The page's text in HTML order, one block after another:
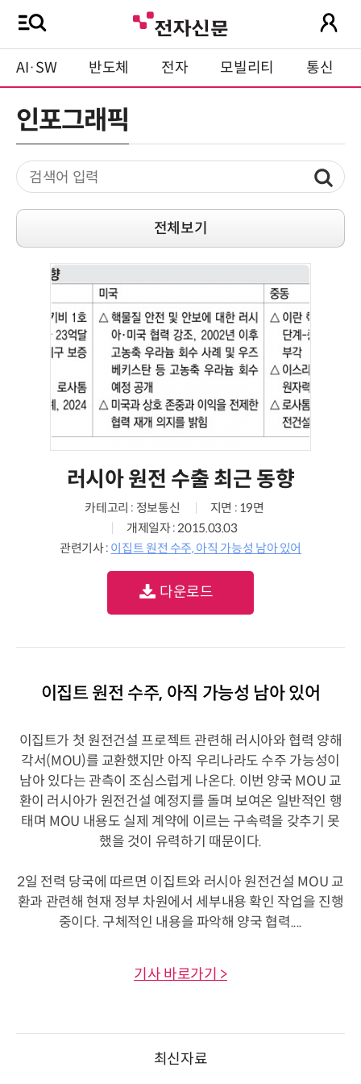
AI·SW 반도체 전자 모빌리티 통신
인포그래픽
전체보기
러시아 원전 수출 최근 동향
카테고리 : 정보통신
지면 : 19면
개제일자 : 2015.03.03
관련기사 : 이집트 원전 수주, 아직 가능성 남아 있어
다운로드
이집트 원전 수주, 아직 가능성 남아 있어
이집트가 첫 원전건설 프로젝트 관련해 러시아와 협력 양해
각서(MOU)를 교환했지만 아직 우리나라도 수주 가능성이
남아 있다는 관측이 조심스럽게 나온다. 이번 양국 MOU 교
환이 러시아가 원전건설 예정지를 돌며 보여온 일반적인 행
태며 MOU 내용도 실제 계약에 이르는 구속력을 갖추기 못
했을 것이 유력하기 때문이다.
2일 전력 당국에 따르면 이집트와 러시아 원전건설 MOU 교
환과 관련해 현재 정부 차원에서 세부내용 확인 작업을 진행
중이다. 구체적인 내용을 파악해 양국 협력....
기사 바로가기 >
최신자료